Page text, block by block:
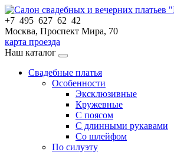
+7 495 627 62 42
Москва, Проспект Мира, 70
карта проезда
Наш каталог
Свадебные платья
Особенности
Эксклюзивные
Кружевные
С поясом
С длинными рукавами
Со шлейфом
По силуэту